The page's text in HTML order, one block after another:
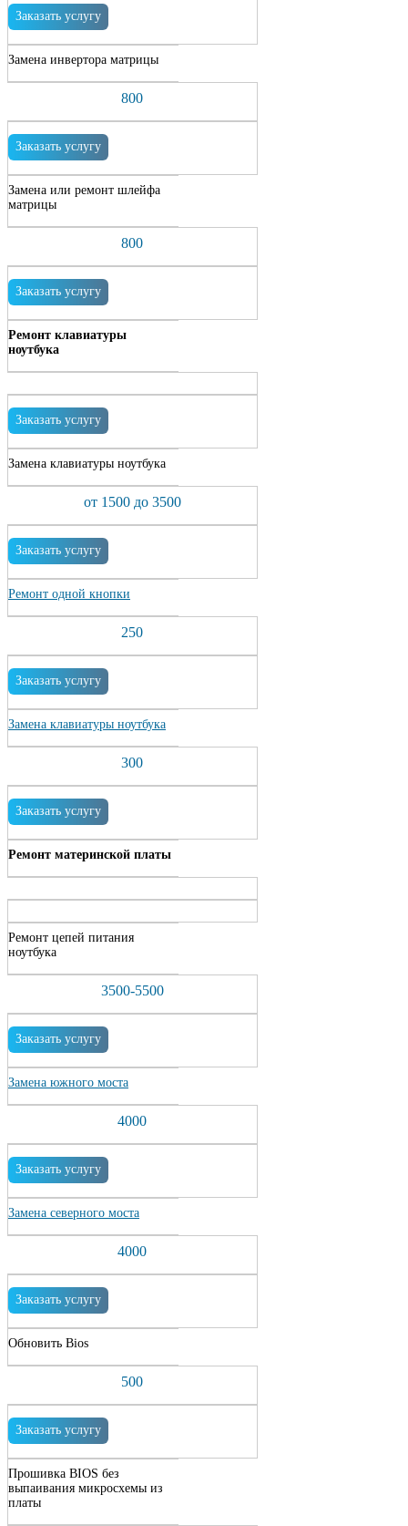
Заказать услугу
Замена инвертора матрицы
800
Заказать услугу
Замена или ремонт шлейфа
матрицы
800
Заказать услугу
Ремонт клавиатуры
ноутбука
Заказать услугу
Замена клавиатуры ноутбука
от 1500 до 3500
Заказать услугу
Ремонт одной кнопки
250
Заказать услугу
Замена клавиатуры ноутбука
300
Заказать услугу
Ремонт материнской платы
Ремонт цепей питания
ноутбука
3500-5500
Заказать услугу
Замена южного моста
4000
Заказать услугу
Замена северного моста
4000
Заказать услугу
Обновить Bios
500
Заказать услугу
Прошивка BIOS без
выпаивания микросхемы из
платы